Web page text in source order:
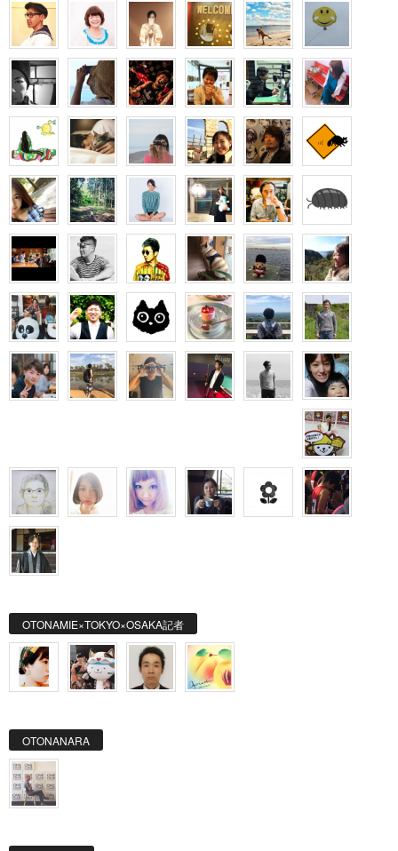
OTONAMIE×TOKYO×OSAKA記者
OTONANARA